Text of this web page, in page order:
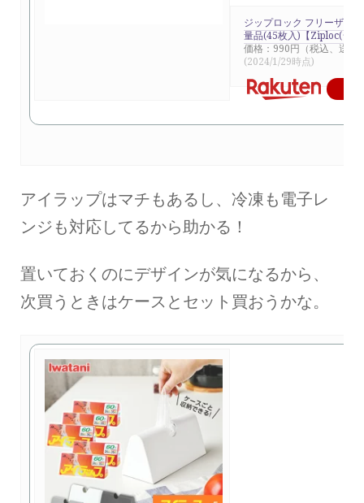
ジップロック フリーザー
量品(45枚入)【Ziploc(ジッ
価格：990円（税込、送料
(2024/1/29時点)
アイラップはマチもあるし、冷凍も電子レ
ンジも対応してるから助かる！
置いておくのにデザインが気になるから、
次買うときはケースとセット買おうかな。